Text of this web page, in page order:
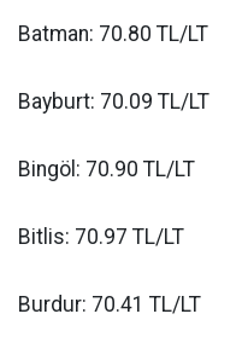
Batman: 70.80 TL/LT
Bayburt: 70.09 TL/LT
Bingöl: 70.90 TL/LT
Bitlis: 70.97 TL/LT
Burdur: 70.41 TL/LT